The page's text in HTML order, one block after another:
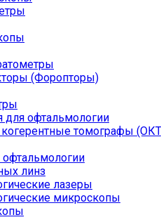
(Форопторы)
офтальмологии
когерентные томографы
линз
лазеры
микроскопы